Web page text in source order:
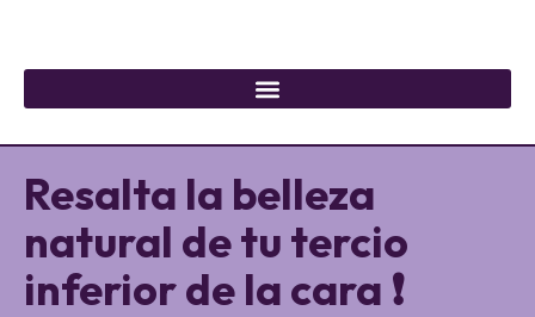
Resalta la belleza
natural de tu tercio
inferior de la cara ❗